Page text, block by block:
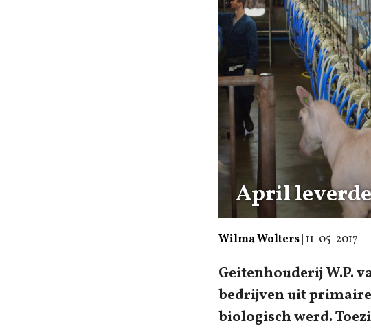
April
Wilma Wolters| 11-05-2017
Geitenhouderij W.P.
bedrijven uit
biologisch werd.